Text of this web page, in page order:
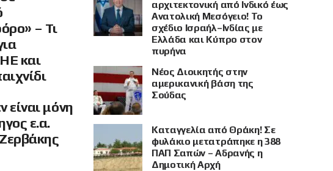
– Τι
και
είναι μόνη
ε.α.
αρχιτεκτονική από Ινδικό έως
Ανατολική Μεσόγειο! Το
σχέδιο Ισραήλ–Ινδίας με
Ελλάδα και Κύπρο στον
πυρήνα
Νέος Διοικητής στην
αμερικανική βάση της
Σούδας
Καταγγελία από Θράκη! Σε
φυλάκιο μετατράπηκε η 388
ΠΑΠ Σαπών – Αδρανής η
Δημοτική Αρχή